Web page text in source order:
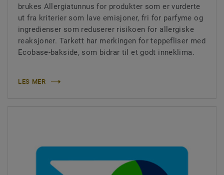
brukes Allergiatunnus for produkter som er vurderte
ut fra kriterier som lave emisjoner, fri for parfyme og
ingredienser som reduserer risikoen for allergiske
reaksjoner. Tarkett har merkingen for teppefliser med
Ecobase-bakside, som bidrar til et godt inneklima.
LES MER